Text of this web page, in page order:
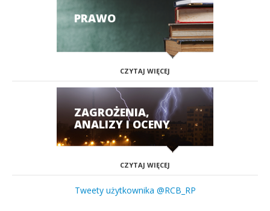
PRAWO
CZYTAJ WIĘCEJ
ZAGROŻENIA,
ANALIZY I OCENY
CZYTAJ WIĘCEJ
Tweety użytkownika @RCB_RP